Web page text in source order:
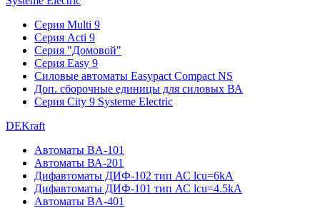
Серия Multi 9
Серия Acti 9
Серия "Домовой"
Серия Easy 9
Силовые автоматы Easypact Compact NS
Доп. сборочные единицы для силовых ВА
Серия City 9 Systeme Electric
DEKraft
Автоматы BA-101
Автоматы ВА-201
Дифавтоматы ДИФ-102 тип АС lcu=6kA
Дифавтоматы ДИФ-101 тип АС lcu=4.5kA
Автоматы BA-401